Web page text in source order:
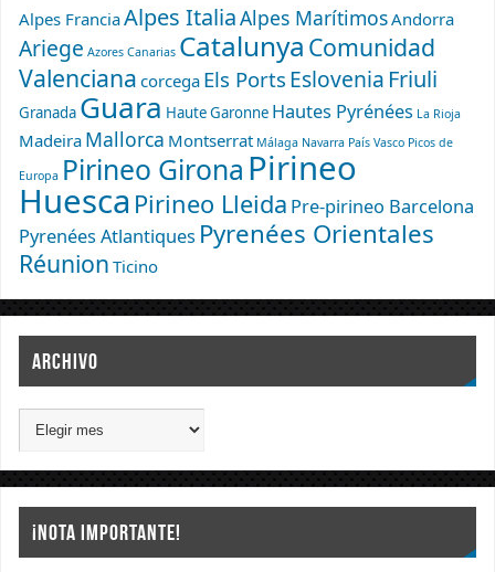
Alpes FranciaAlpes ItaliaAlpes MarítimosAndorra
Ariege Azores Canarias Catalunya Comunidad
Valenciana corcega Els Ports Eslovenia Friuli
Granada Guara Haute Garonne Hautes Pyrénées La Rioja
Madeira Mallorca Montserrat Málaga Navarra País Vasco Picos de
Europa Pirineo Girona Pirineo
Huesca Pirineo Lleida Pre-pirineo Barcelona
Pyrenées Atlantiques Pyrenées Orientales
Réunion Ticino
ARCHIVO
¡NOTA IMPORTANTE!